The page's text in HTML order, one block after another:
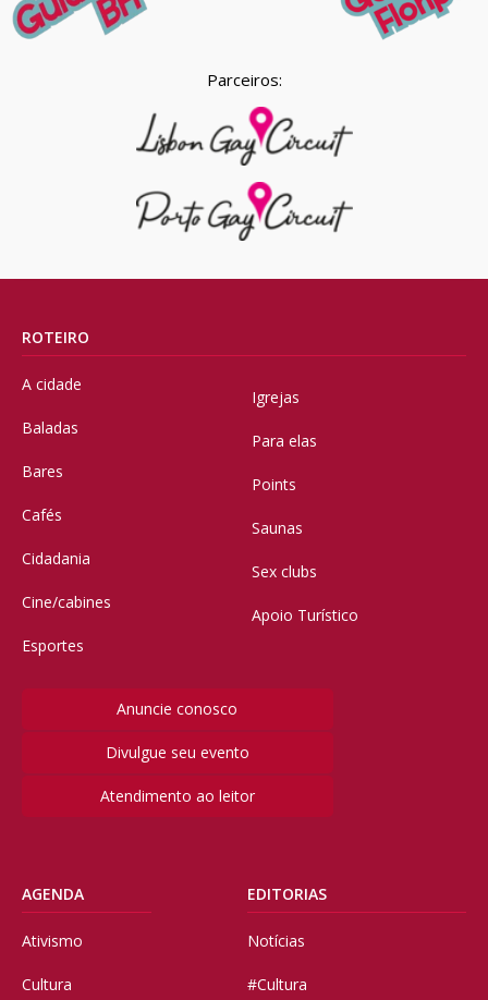
Parceiros:
ROTEIRO
A cidade
Baladas
Bares
Cafés
Cidadania
Cine/cabines
Esportes
Igrejas
Para elas
Points
Saunas
Sex clubs
Apoio Turístico
Anuncie conosco
Divulgue seu evento
Atendimento ao leitor
AGENDA
Ativismo
Cultura
EDITORIAS
Notícias
#Cultura